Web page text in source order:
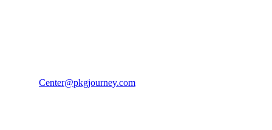
Center@pkgjourney.com